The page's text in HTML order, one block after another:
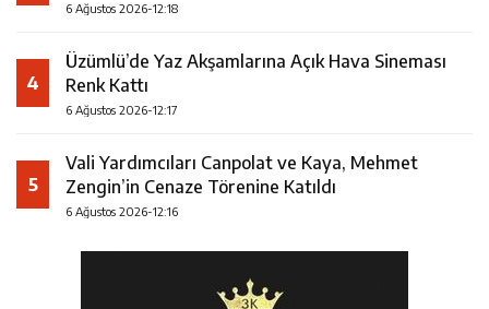
6 Ağustos 2026-12:18
4
Üzümlü’de Yaz Akşamlarına Açık Hava Sineması
Renk Kattı
6 Ağustos 2026-12:17
5
Vali Yardımcıları Canpolat ve Kaya, Mehmet
Zengin’in Cenaze Törenine Katıldı
6 Ağustos 2026-12:16